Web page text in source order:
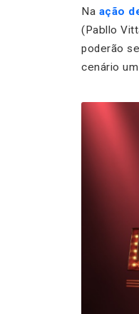
Na ação
(Pabllo
poderão
cenário